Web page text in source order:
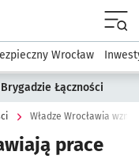
Dla mieszkańca
Wrocław
Łączności
Władze Wrocławia
prace